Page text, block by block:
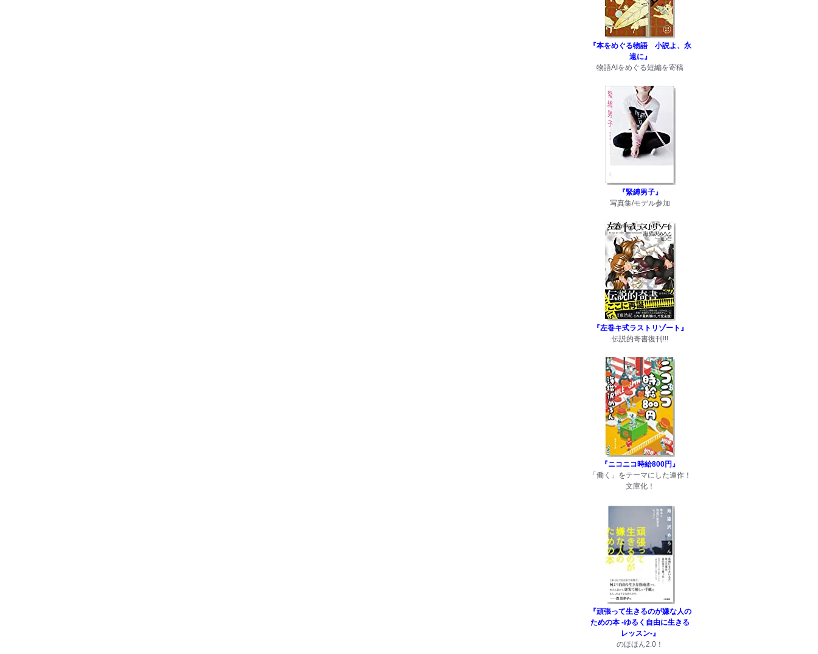
『本をめぐる物語 小説よ、永
遠に』
物語AIをめぐる短編を寄稿
『緊縛男子』
写真集/モデル参加
『左巻キ式ラストリゾート』
伝説的奇書復刊!!!
『ニコニコ時給800円』
「働く」をテーマにした連作！
文庫化！
『頑張って生きるのが嫌な人の
ための本 -ゆるく自由に生きる
レッスン-』
のほほん2.0！